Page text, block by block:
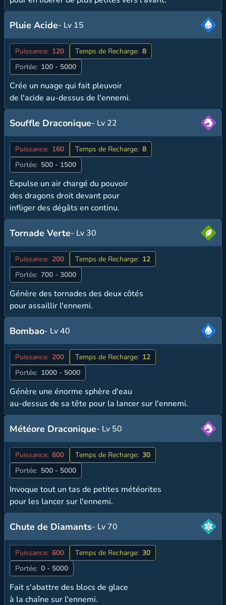
Pluie Acide- Lv 15
Puissance: 120 Temps de Recharge: 8
Portée: 100 - 5000
Crée un nuage qui fait pleuvoir
de l'acide au-dessus de l'ennemi.
Souffle Draconique- Lv 22
Puissance: 160 Temps de Recharge: 8
Portée: 500 - 1500
Expulse un air chargé du pouvoir
des dragons droit devant pour
infliger des dégâts en continu.
Tornade Verte- Lv 30
Puissance: 200 Temps de Recharge: 12
Portée: 700 - 3000
Génère des tornades des deux côtés
pour assaillir l'ennemi.
Bombao- Lv 40
Puissance: 200 Temps de Recharge: 12
Portée: 1000 - 5000
Génère une énorme sphère d'eau
au-dessus de sa tête pour la lancer sur l'ennemi.
Météore Draconique- Lv 50
Puissance: 600 Temps de Recharge: 30
Portée: 500 - 5000
Invoque tout un tas de petites météorites
pour les lancer sur l'ennemi.
Chute de Diamants- Lv 70
Puissance: 600 Temps de Recharge: 30
Portée: 0 - 5000
Fait s'abattre des blocs de glace
à la chaîne sur l'ennemi.